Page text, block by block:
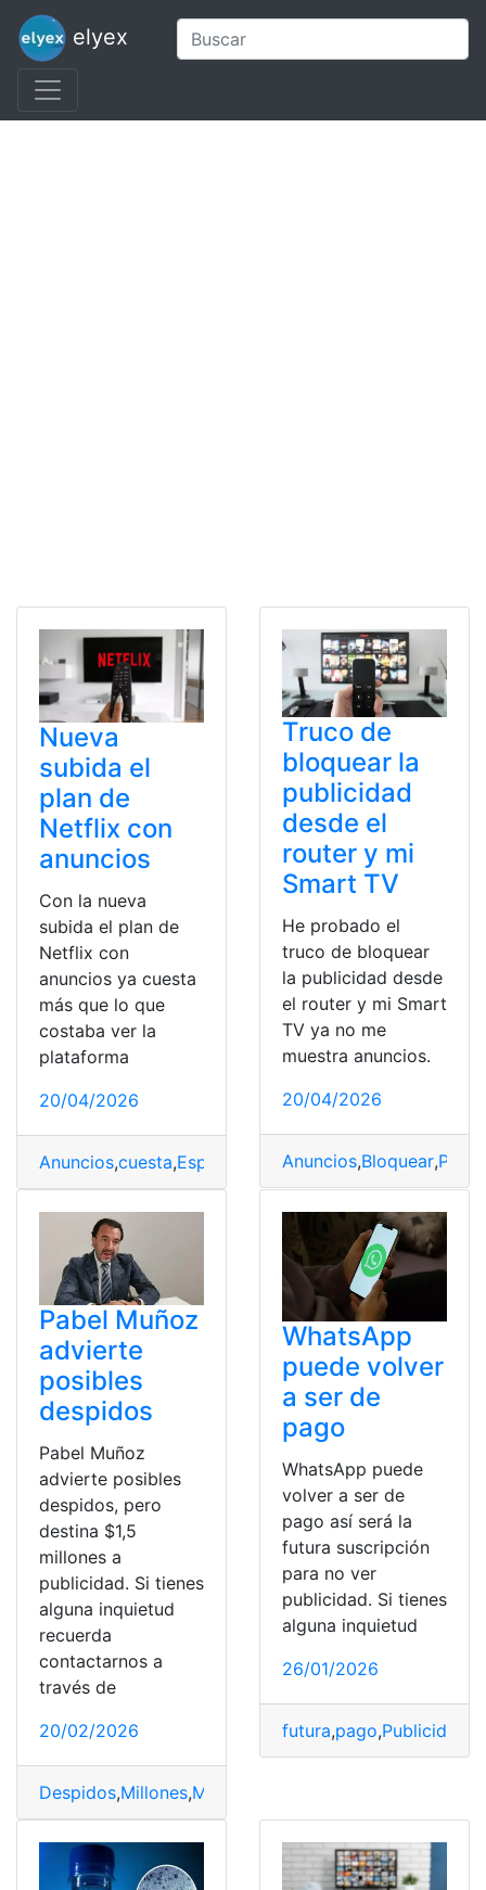
elyex
Nueva
subida el
plan de
Netflix con
anuncios
Con la nueva
subida el plan de
Netflix con
anuncios ya cuesta
más que lo que
costaba ver la
plataforma
20/04/2026
Anuncios,cuesta,España Netflix,Plan,Plataforma,
Truco de
bloquear la
publicidad
desde el
router y mi
Smart TV
He probado el
truco de bloquear
la publicidad desde
el router y mi Smart
TV ya no me
muestra anuncios.
20/04/2026
Anuncios,Bloquear,
Pabel Muñoz
advierte
posibles
despidos
Pabel Muñoz
advierte posibles
despidos, pero
destina $1,5
millones a
publicidad. Si tienes
alguna inquietud
recuerda
contactarnos a
través de
20/02/2026
Despidos,Millones,Muñoz
WhatsApp
puede volver
a ser de
pago
WhatsApp puede
volver a ser de
pago así será la
futura suscripción
para no ver
publicidad. Si tienes
alguna inquietud
26/01/2026
futura,pago,Publicidad